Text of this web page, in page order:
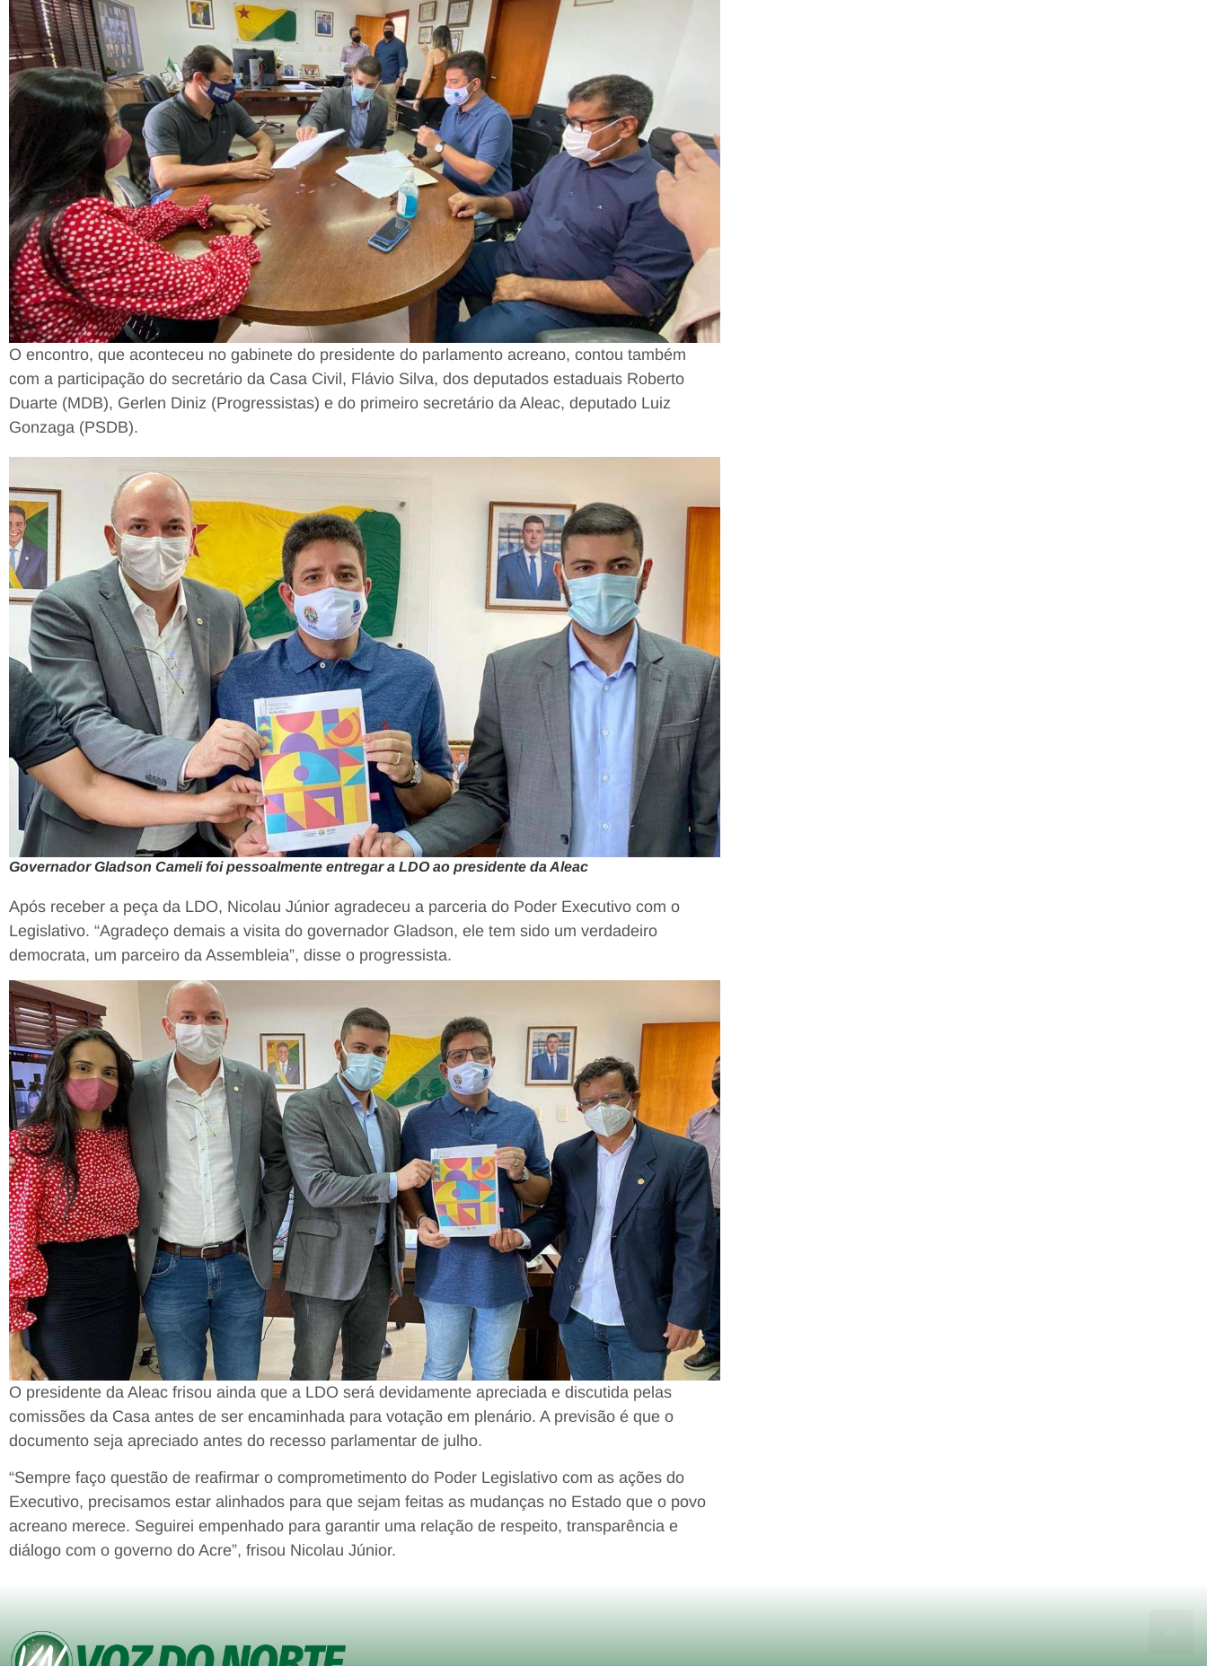
O encontro, que aconteceu no gabinete do presidente do parlamento acreano, contou também
com a participação do secretário da Casa Civil, Flávio Silva, dos deputados estaduais Roberto
Duarte (MDB), Gerlen Diniz (Progressistas) e do primeiro secretário da Aleac, deputado Luiz
Gonzaga (PSDB).
Governador Gladson Cameli foi pessoalmente entregar a LDO ao presidente da Aleac
Após receber a peça da LDO, Nicolau Júnior agradeceu a parceria do Poder Executivo com o
Legislativo. “Agradeço demais a visita do governador Gladson, ele tem sido um verdadeiro
democrata, um parceiro da Assembleia”, disse o progressista.
O presidente da Aleac frisou ainda que a LDO será devidamente apreciada e discutida pelas
comissões da Casa antes de ser encaminhada para votação em plenário. A previsão é que o
documento seja apreciado antes do recesso parlamentar de julho.
“Sempre faço questão de reafirmar o comprometimento do Poder Legislativo com as ações do
Executivo, precisamos estar alinhados para que sejam feitas as mudanças no Estado que o povo
acreano merece. Seguirei empenhado para garantir uma relação de respeito, transparência e
diálogo com o governo do Acre”, frisou Nicolau Júnior.